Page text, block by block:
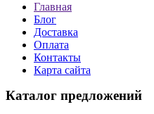
Главная
Блог
Доставка
Оплата
Контакты
Карта сайта
Каталог предложений